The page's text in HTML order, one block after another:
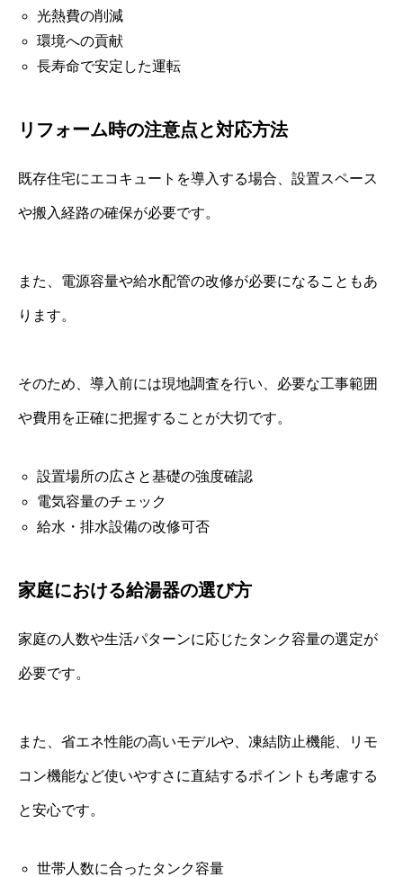
光熱費の削減
環境への貢献
長寿命で安定した運転
リフォーム時の注意点と対応方法
既存住宅にエコキュートを導入する場合、設置スペース
や搬入経路の確保が必要です。
また、電源容量や給水配管の改修が必要になることもあ
ります。
そのため、導入前には現地調査を行い、必要な工事範囲
や費用を正確に把握することが大切です。
設置場所の広さと基礎の強度確認
電気容量のチェック
給水・排水設備の改修可否
家庭における給湯器の選び方
家庭の人数や生活パターンに応じたタンク容量の選定が
必要です。
また、省エネ性能の高いモデルや、凍結防止機能、リモ
コン機能など使いやすさに直結するポイントも考慮する
と安心です。
世帯人数に合ったタンク容量